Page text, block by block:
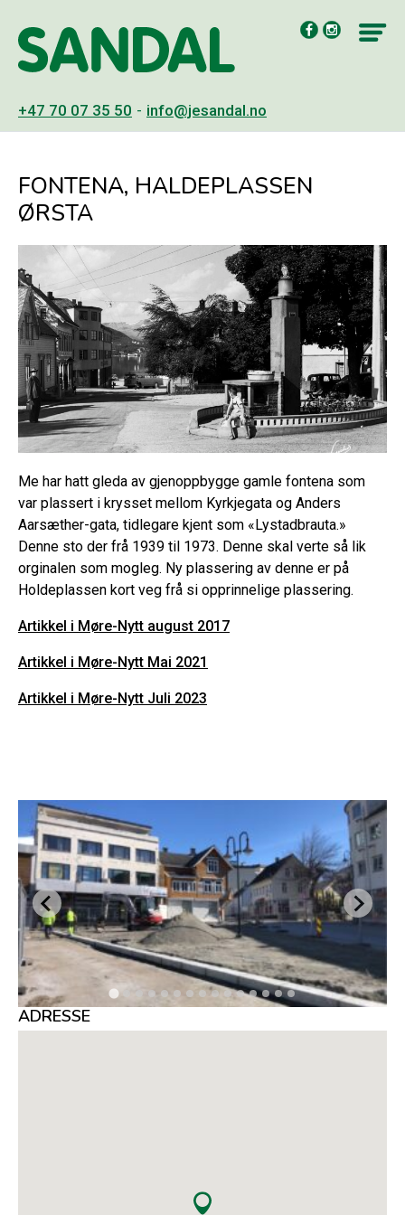
Hopp
til
innholdet
+47 70 07 35 50 - info@jesandal.no
FONTENA, HALDEPLASSEN
ØRSTA
Me har hatt gleda av gjenoppbygge gamle fontena som
var plassert i krysset mellom Kyrkjegata og Anders
Aarsæther-gata, tidlegare kjent som «Lystadbrauta.»
Denne sto der frå 1939 til 1973. Denne skal verte så lik
orginalen som mogleg. Ny plassering av denne er på
Holdeplassen kort veg frå si opprinnelige plassering.
Artikkel i Møre-Nytt august 2017
Artikkel i Møre-Nytt Mai 2021
Artikkel i Møre-Nytt Juli 2023
ADRESSE